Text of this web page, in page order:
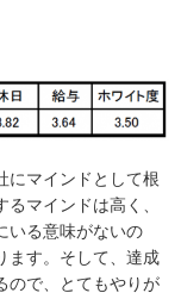
にマインドとして根
マインドは高く、
いる意味がないの
ます。そして、達成
ので、とてもやりが